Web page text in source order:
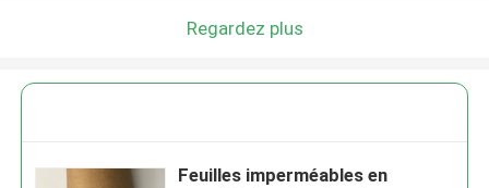
Regardez plus
Feuilles imperméables en